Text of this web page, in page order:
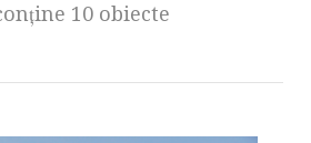
10 obiecte